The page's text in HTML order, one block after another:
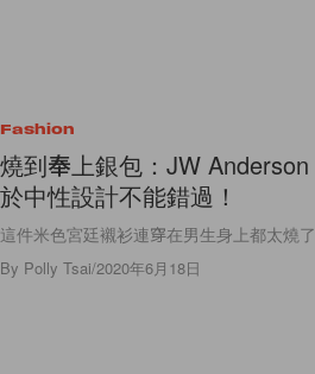
Fashion
燒到奉上銀包：JW
於中性設計不能錯過！
這件米色宮廷襯衫連穿在男生身上都太燒了
By Polly Tsai/2020年6月18日